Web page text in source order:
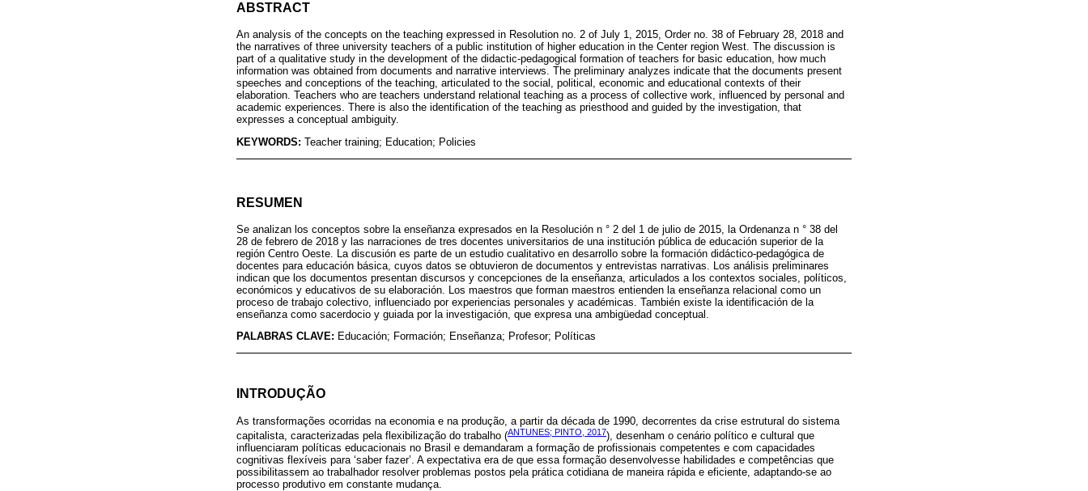
ABSTRACT
An analysis of the concepts on the teaching expressed in Resolution no. 2 of July 1, 2015, Order no. 38 of February 28, 2018 and
the narratives of three university teachers of a public institution of higher education in the Center region West. The discussion is
part of a qualitative study in the development of the didactic-pedagogical formation of teachers for basic education, how much
information was obtained from documents and narrative interviews. The preliminary analyzes indicate that the documents present
speeches and conceptions of the teaching, articulated to the social, political, economic and educational contexts of their
elaboration. Teachers who are teachers understand relational teaching as a process of collective work, influenced by personal and
academic experiences. There is also the identification of the teaching as priesthood and guided by the investigation, that
expresses a conceptual ambiguity.
KEYWORDS: Teacher training; Education; Policies
RESUMEN
Se analizan los conceptos sobre la enseñanza expresados ​​en la Resolución n ° 2 del 1 de julio de 2015, la Ordenanza n ° 38 del
28 de febrero de 2018 y las narraciones de tres docentes universitarios de una institución pública de educación superior de la
región Centro Oeste. La discusión es parte de un estudio cualitativo en desarrollo sobre la formación didáctico-pedagógica de
docentes para educación básica, cuyos datos se obtuvieron de documentos y entrevistas narrativas. Los análisis preliminares
indican que los documentos presentan discursos y concepciones de la enseñanza, articulados a los contextos sociales, políticos,
económicos y educativos de su elaboración. Los maestros que forman maestros entienden la enseñanza relacional como un
proceso de trabajo colectivo, influenciado por experiencias personales y académicas. También existe la identificación de la
enseñanza como sacerdocio y guiada por la investigación, que expresa una ambigüedad conceptual.
PALABRAS CLAVE: Educación; Formación; Enseñanza; Profesor; Políticas
INTRODUÇÃO
As transformações ocorridas na economia e na produção, a partir da década de 1990, decorrentes da crise estrutural do sistema
capitalista, caracterizadas pela flexibilização do trabalho (ANTUNES; PINTO, 2017), desenham o cenário político e cultural que
influenciaram políticas educacionais no Brasil e demandaram a formação de profissionais competentes e com capacidades
cognitivas flexíveis para ‘saber fazer’. A expectativa era de que essa formação desenvolvesse habilidades e competências que
possibilitassem ao trabalhador resolver problemas postos pela prática cotidiana de maneira rápida e eficiente, adaptando-se ao
processo produtivo em constante mudança.